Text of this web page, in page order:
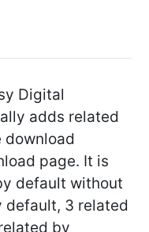
Digital
adds related
download
page. It is
default without
default, 3 related
by